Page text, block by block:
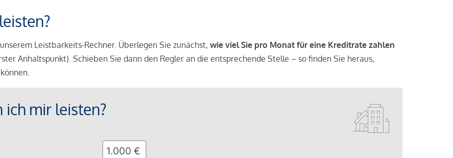
Leistbarkeits-Rechner. Überlegen Sie zunächst, wie viel Sie pro Monat für eine Kreditrate zahlen
Anhaltspunkt). Schieben Sie dann den Regler an die entsprechende Stelle – so finden Sie heraus,
mir leisten?
€